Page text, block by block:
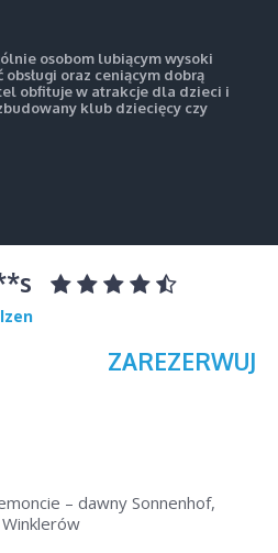
osobom lubiącym wysoki
oraz ceniącym dobrą
obfituje w atrakcje dla dzieci i
klub dziecięcy czy
ZAREZERWUJ
– dawny Sonnenhof,